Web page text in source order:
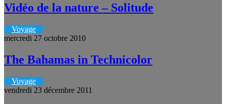
Vidéo de la nature – Solitude
Voyage
mercredi 27 octobre 2010
The Bahamas in Technicolor
Voyage
vendredi 23 décembre 2011